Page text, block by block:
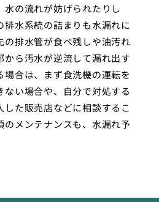
の流れが妨げられたりし
水系統の詰まりも水漏れに
排水管が食べ残しや油汚れ
ら汚水が逆流して漏れ出す
合は、まず食洗機の運転を
い場合や、自分で対処する
た販売店などに相談するこ
メンテナンスも、水漏れ予